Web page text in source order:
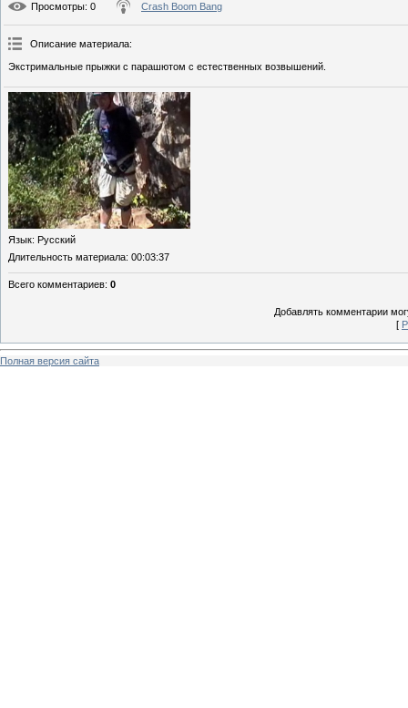
Просмотры: 0 Crash Boom Bang
Описание материала:
Экстримальные прыжки с парашютом с естественных возвышений.
Язык: Русский
Длительность материала: 00:03:37
Всего комментариев: 0
Добавлять комментарии
[
Полная версия сайта